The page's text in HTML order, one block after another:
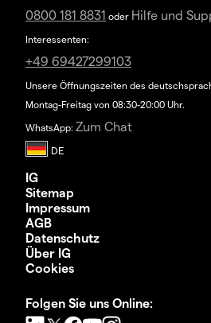
0800 181 8831 oder Hilfe und
Interessenten:
+49 69427299103
Unsere Öffnungszeiten des
Montag-Freitag von 08:30-20:00 Uhr.
WhatsApp: Zum Chat
IG
Sitemap
Impressum
AGB
Datenschutz
Über IG
Cookies
Folgen Sie uns Online: